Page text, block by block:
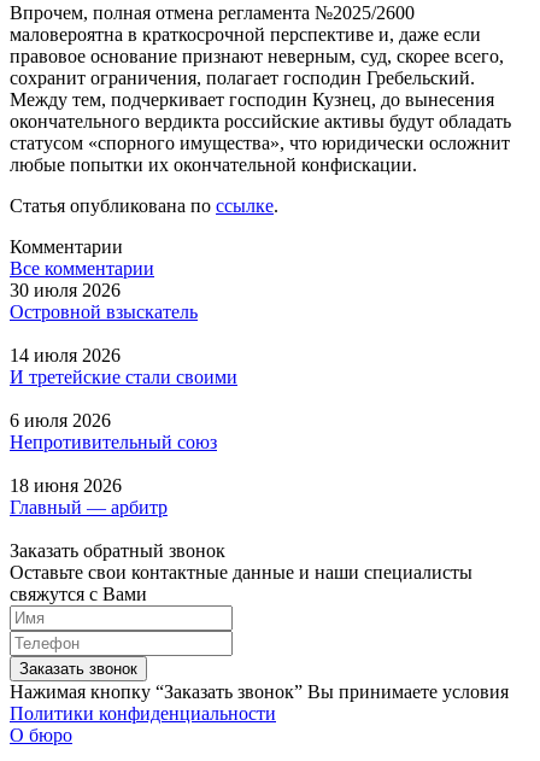
Впрочем, полная отмена регламента №2025/2600
маловероятна в краткосрочной перспективе и, даже если
правовое основание признают неверным, суд, скорее всего,
сохранит ограничения, полагает господин Гребельский.
Между тем, подчеркивает господин Кузнец, до вынесения
окончательного вердикта российские активы будут обладать
статусом «спорного имущества», что юридически осложнит
любые попытки их окончательной конфискации.
Статья опубликована по ссылке.
Комментарии
Все комментарии
30 июля 2026
Островной взыскатель
14 июля 2026
И третейские стали своими
6 июля 2026
Непротивительный союз
18 июня 2026
Главный — арбитр
Заказать обратный звонок
Оставьте свои контактные данные и наши специалисты
свяжутся с Вами
Заказать звонок
Нажимая кнопку “Заказать звонок” Вы принимаете условия
Политики конфиденциальности
О бюро